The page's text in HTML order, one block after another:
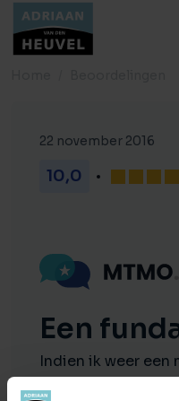
22 november 2016
10,0
Een
Indien ik weer een
hebben, dan kies ik